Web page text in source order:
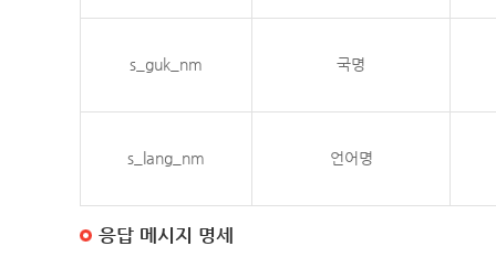
s_guk_nm 국명
s_lang_nm 언어명
응답 메시지 명세